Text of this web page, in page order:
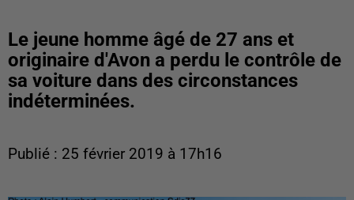
Le jeune homme âgé de 27 ans et
originaire d'Avon a perdu le contrôle de
sa voiture dans des circonstances
indéterminées.
Publié : 25 février 2019 à 17h16